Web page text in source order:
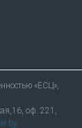
«ЕСЦ»,
оф. 221,